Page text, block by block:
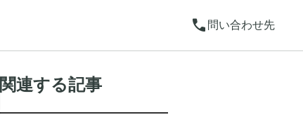
call 問い合わせ先
関連する記事